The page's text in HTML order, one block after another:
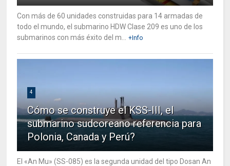
Con más de 60 unidades construidas para 14 armadas de
todo el mundo, el submarino HDW Clase 209 es uno de los
submarinos con más éxito del m...
+Info
4
Cómo se construye el KSS-III, el
submarino sudcoreano referencia para
Polonia, Canada y Perú?
El «An Mu» (SS-085) es la segunda unidad del tipo Dosan An